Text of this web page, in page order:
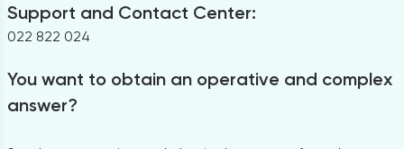
Support and Contact Center:
022 822 024
You want to obtain an operative and complex
answer?